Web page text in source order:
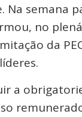
Na semana
no
da
a